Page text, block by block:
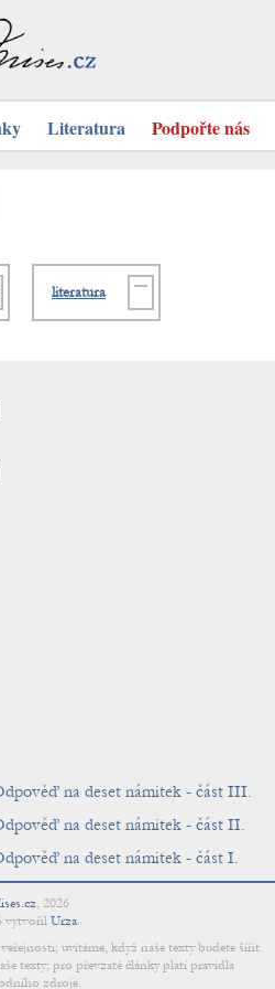
Literatura Podpořte nás
literatura
na deset námitek - část III.
na deset námitek - část II.
na deset námitek - část I.
, 2026
vytvořil Urza.
uvítáme, když naše texty budete šířit.
texty; pro převzaté články platí pravidla
zdroje.